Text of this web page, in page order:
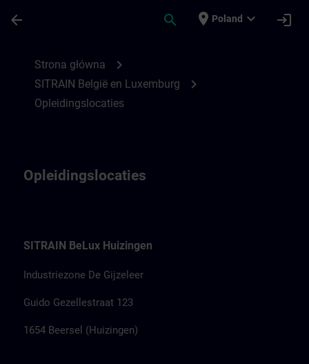
arrow_back search place Poland expand_more login
Strona główna chevron_right
SITRAIN België en Luxemburg chevron_right
Opleidingslocaties
Opleidingslocaties
SITRAIN BeLux Huizingen
Industriezone De Gijzeleer
Guido Gezellestraat 123
1654 Beersel (Huizingen)